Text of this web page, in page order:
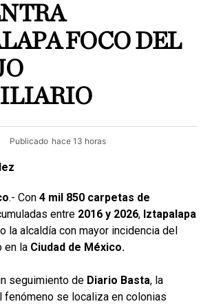
FOCO DEL
Publicado hace 13 horas
.- Con 4 mil 850 carpetas de
entre 2016 y 2026, Iztapalapa
la alcaldía con mayor incidencia del
en la Ciudad de México.
seguimiento de Diario Basta, la
fenómeno se localiza en colonias